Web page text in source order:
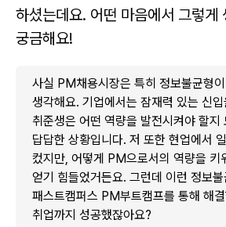
하셨는데요. 어떤 마음에서 그렇게
궁금해요!
사실 PM채용시장은 특히 정보불균형
생각해요. 기업에서는 잠재력 있는 신입
취준생은 어떤 역량을 발전시켜야 할지
답답한 상황입니다. 저 또한 현업에서
컸지만, 어떻게 PM으로서의 역량을 키
얻기 힘들었거든요. 그런데 이런 정보불
패스트캠퍼스 PM부트캠프를 통해 해
취업까지 성공했잖아요?